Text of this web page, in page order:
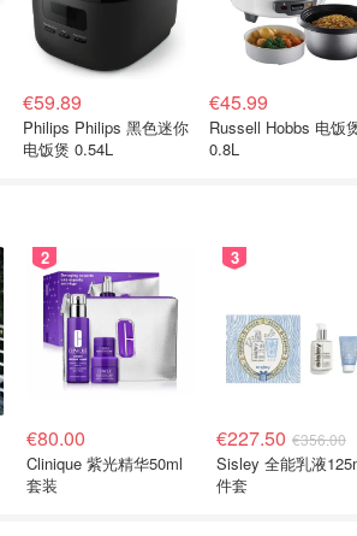
€59.89
Philips Philips 黑色迷你
电饭煲 0.54L
€45.99
Russell Hobbs 电饭
0.8L
2
€80.00
Clinique 紫光精华50ml
套装
3
€227.50 €356.00
Sisley 全能乳液
件套